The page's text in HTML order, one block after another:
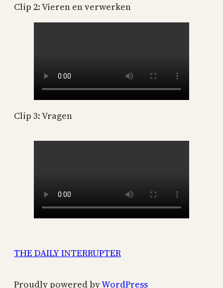
Clip 2: Vieren en verwerken
Clip 3: Vragen
THE DAILY INTERRUPTER
Proudly powered byWordPress